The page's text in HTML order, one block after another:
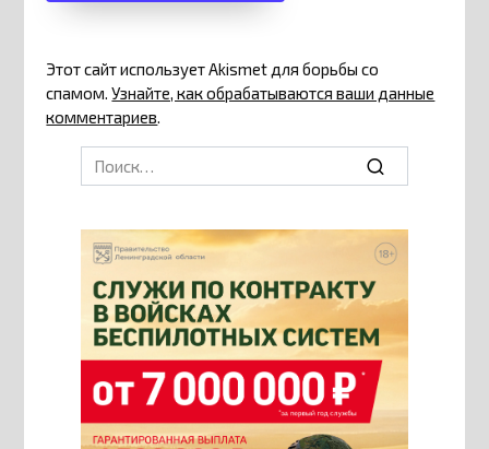
Этот сайт использует Akismet для борьбы со
спамом.Узнайте, как обрабатываются ваши данные
комментариев.
Search
for: